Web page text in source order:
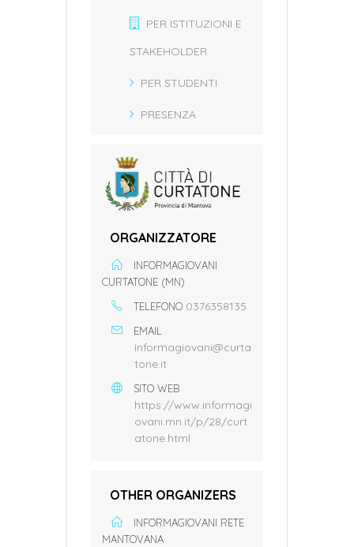
PER ISTITUZIONI E
STAKEHOLDER
PER STUDENTI
PRESENZA
ORGANIZZATORE
INFORMAGIOVANI
CURTATONE (MN)
TELEFONO 0376358135
EMAIL
informagiovani@curta
tone.it
SITO WEB
https://www.informagi
ovani.mn.it/p/28/curt
atone.html
OTHER ORGANIZERS
INFORMAGIOVANI RETE
MANTOVANA